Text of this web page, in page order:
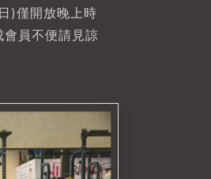
)僅開放晚上時
員不便請見諒